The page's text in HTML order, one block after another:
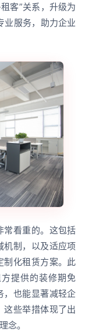
客”关系，升级为
业服务，助力企业
常看重的。这包括
机制，以及适应项
制化租赁方案。此
提供的装修期免
，也能显著减轻企
这些举措体现了出
念。